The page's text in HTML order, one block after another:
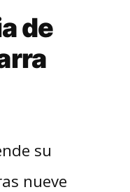
de
su
nueve